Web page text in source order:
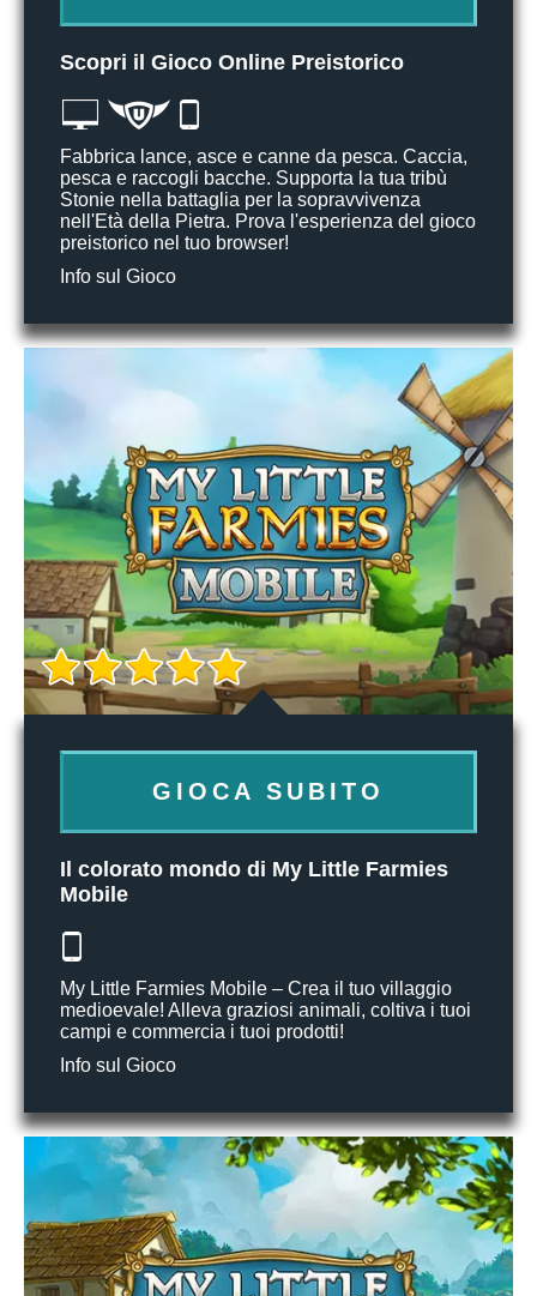
Scopri il Gioco Online Preistorico
Fabbrica lance, asce e canne da pesca. Caccia,
pesca e raccogli bacche. Supporta la tua tribù
Stonie nella battaglia per la sopravvivenza
nell'Età della Pietra. Prova l'esperienza del gioco
preistorico nel tuo browser!
Info sul Gioco
GIOCA SUBITO
Il colorato mondo di My Little Farmies
Mobile
My Little Farmies Mobile – Crea il tuo villaggio
medioevale! Alleva graziosi animali, coltiva i tuoi
campi e commercia i tuoi prodotti!
Info sul Gioco